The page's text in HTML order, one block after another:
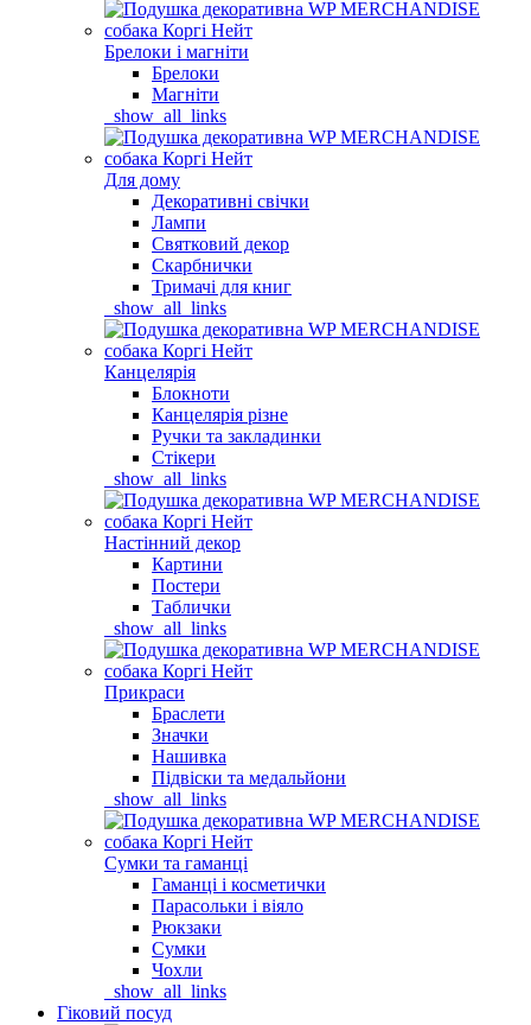
Брелоки і магніти
Брелоки
Магніти
_show_all_links
Для дому
Декоративні свічки
Лампи
Святковий декор
Скарбнички
Тримачі для книг
_show_all_links
Канцелярія
Блокноти
Канцелярія різне
Ручки та закладинки
Стікери
_show_all_links
Настінний декор
Картини
Постери
Таблички
_show_all_links
Прикраси
Браслети
Значки
Нашивка
Підвіски та медальйони
_show_all_links
Сумки та гаманці
Гаманці і косметички
Парасольки і віяло
Рюкзаки
Сумки
Чохли
_show_all_links
Гіковий посуд